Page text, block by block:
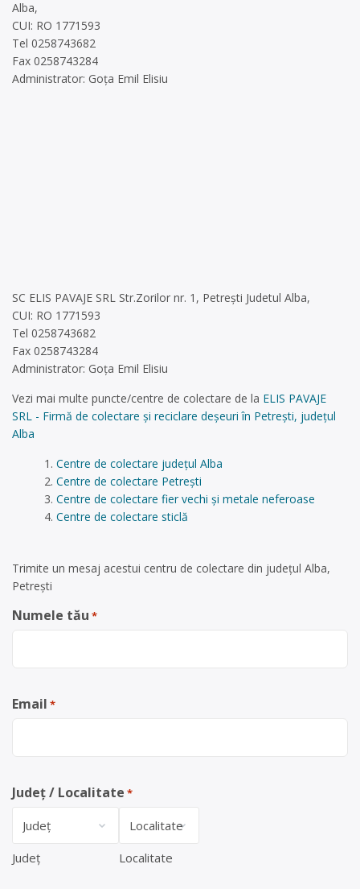
Alba,
CUI: RO 1771593
Tel 0258743682
Fax 0258743284
Administrator: Goța Emil Elisiu
SC ELIS PAVAJE SRL Str.Zorilor nr. 1, Petrești Judetul Alba,
CUI: RO 1771593
Tel 0258743682
Fax 0258743284
Administrator: Goța Emil Elisiu
Vezi mai multe puncte/centre de colectare de la ELIS PAVAJE
SRL - Firmă de colectare și reciclare deșeuri în Petrești, județul
Alba
Centre de colectare județul Alba
Centre de colectare Petrești
Centre de colectare fier vechi și metale neferoase
Centre de colectare sticlă
Trimite un mesaj acestui centru de colectare din județul Alba,
Petrești
Numele tău *
Email *
Județ / Localitate *
Județ Localitate